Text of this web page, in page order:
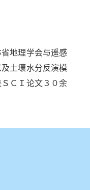
地理学会与遥感
土壤水分反演模
ＣＩ论文３０余